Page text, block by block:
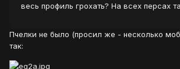
весь профиль грохать? На всех персах
Пчелки не было (просил же - несколько
так: